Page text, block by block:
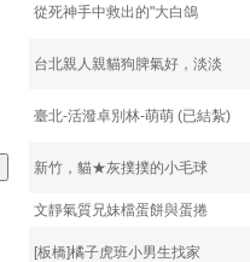
從死神手中救出的"大白鴿
台北親人親貓狗脾氣好，淡淡
臺北-活潑卓別林-萌萌 (已結紮)
新竹，貓★灰撲撲的小毛球
文靜氣質兄妹檔蛋餅與蛋捲
[板橋]橘子虎班小男生找家